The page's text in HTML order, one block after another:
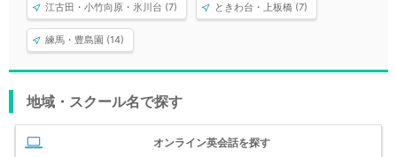
江古田・小竹向原・氷川台 (7) ときわ台・上板橋 (7)
練馬・豊島園 (14)
地域・スクール名で探す
オンライン英会話を探す